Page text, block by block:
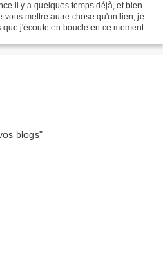
il y a quelques temps déjà, et bien
mettre autre chose qu'un lien, je
j'écoute en boucle en ce moment,